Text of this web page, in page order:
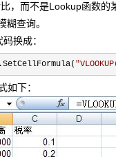
比，而不是Lookup函数
糊查询。
换成：
"
如下：